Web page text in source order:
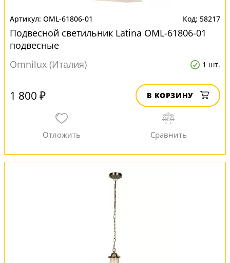
OML-61806-01 58217
Подвесной светильник Latina OML-61806-01
подвесные
Omnilux (Италия)
1 шт.
1 800 ₽ В КОРЗИНУ